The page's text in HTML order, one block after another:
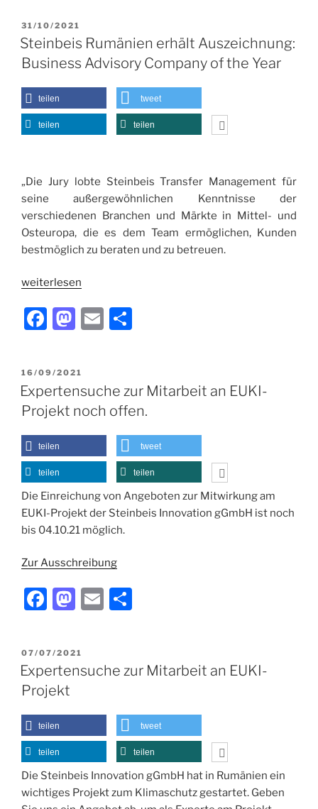
c
e
b
o
o
k
st
o
d
o
n
l
n
VERÖFFENTLICHT
AM
31/10/2021
Steinbeis Rumänien erhält Auszeichnung:
Business Advisory Company of the Year
teilen tweet
teilen teilen
„Die Jury lobte Steinbeis Transfer Management für
seine außergewöhnlichen Kenntnisse der
verschiedenen Branchen und Märkte in Mittel- und
Osteuropa, die es dem Team ermöglichen, Kunden
bestmöglich zu beraten und zu betreuen.
weiterlesen
F
c
e
b
o
o
k
M
st
o
d
o
n
E
l
n
VERÖFFENTLICHT
AM
16/09/2021
Expertensuche zur Mitarbeit an EUKI-
Projekt noch offen.
teilen tweet
teilen teilen
Die Einreichung von Angeboten zur Mitwirkung am
EUKI-Projekt der Steinbeis Innovation gGmbH ist noch
bis 04.10.21 möglich.
Zur Ausschreibung
F
c
e
b
o
o
k
M
st
o
o
n
E
l
n
VERÖFFENTLICHT
AM
07/07/2021
Expertensuche zur Mitarbeit an EUKI-
Projekt
teilen tweet
teilen teilen
Die Steinbeis Innovation gGmbH hat in Rumänien ein
wichtiges Projekt zum Klimaschutz gestartet. Geben